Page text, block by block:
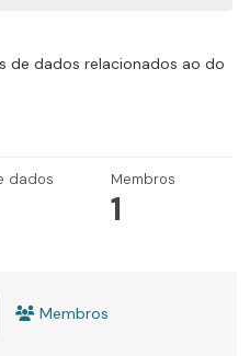
de dados relacionados ao do
dados Membros
1
Membros